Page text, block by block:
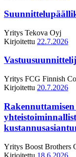
Yritys Tekova Oyj
Kirjoitettu 22.7.2026
Yritys FCG Finnish
Kirjoitettu 20.7.2026
Yritys Boost Brothers
Kirjoitettu 18.6.2026